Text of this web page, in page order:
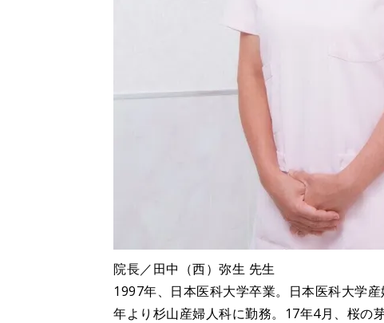
院長／田中（西）弥生 先生
1997年、日本医科大学卒業。日本医科大学
年より杉山産婦人科に勤務。17年4月、桜の